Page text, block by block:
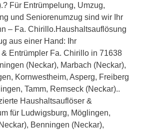
Für Entrümpelung, Umzug,
und Seniorenumzug sind wir Ihr
– Fa. Chirillo.Haushaltsauflösung
aus einer Hand: Ihr
Entrümpler Fa. Chirillo in 71638
(Neckar), Marbach (Neckar),
Kornwestheim, Asperg, Freiberg
Tamm, Remseck (Neckar)..
Haushaltsauflöser &
für Ludwigsburg, Möglingen,
Benningen (Neckar),